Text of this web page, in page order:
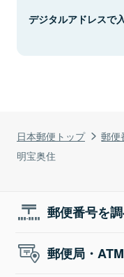
日本郵便トップ 郵便
明宝奥住
デジタルアドレスで
郵便番号を
郵便局・